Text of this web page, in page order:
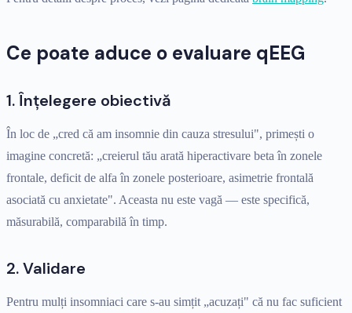
Ce poate aduce o evaluare qEEG
1. Înțelegere obiectivă
În loc de „cred că am insomnie din cauza stresului", primești o
imagine concretă: „creierul tău arată hiperactivare beta în zonele
frontale, deficit de alfa în zonele posterioare, asimetrie frontală
asociată cu anxietate". Aceasta nu este vagă — este specifică,
măsurabilă, comparabilă în timp.
2. Validare
Pentru mulți insomniaci care s-au simțit „acuzați" că nu fac suficient